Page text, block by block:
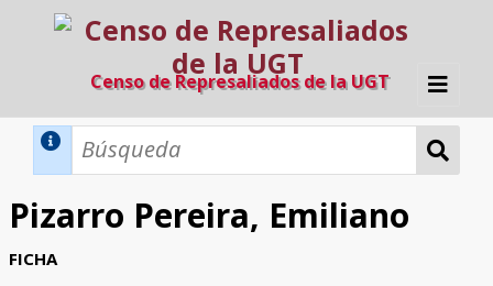
Censo de Represaliados de la UGT
Inicio
Búsqueda Dinámica
Búsqueda Avanzada
Pizarro Pereira, Emiliano
FICHA